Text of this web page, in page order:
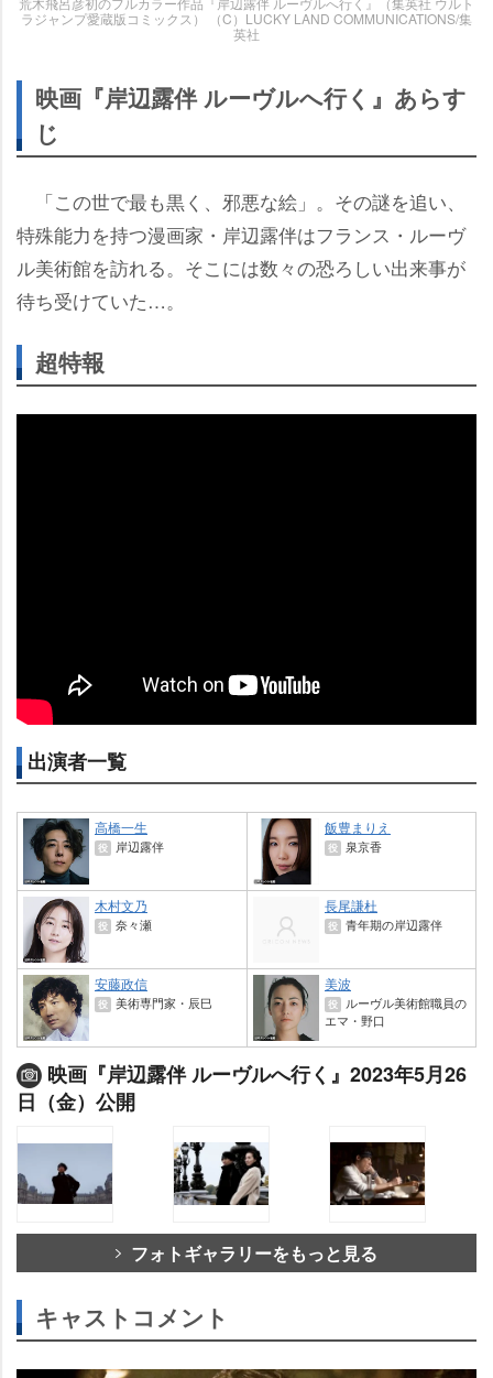
ラジャンプ愛蔵版コミックス） （C）LUCKY LAND COMMUNICATIONS/集
英社
映画『岸辺露伴 ルーヴルへ行く』あらす
じ
「この世で最も黒く、邪悪な絵」。その謎を追い、
特殊能力を持つ漫画家・岸辺露伴はフランス・ルーヴ
ル美術館を訪れる。そこには数々の恐ろしい出来事が
待ち受けていた…。
超特報
出演者一覧
高橋一生
役 岸辺露伴
飯豊まりえ
役 泉京香
木村文乃
役 奈々瀬
長尾謙杜
役 青年期の岸辺露伴
安藤政信
役 美術専門家・辰巳
美波
役
ルーヴル美術館職員の
エマ・野口
映画『岸辺露伴 ルーヴルへ行く』2023年5月26
日（金）公開
フォトギャラリーをもっと見る
キャストコメント